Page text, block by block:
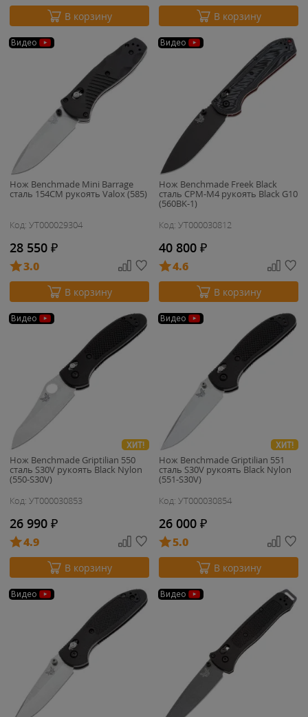
В корзину В корзину
Видео
Нож Benchmade Mini Barrage
сталь 154CM рукоять Valox (585)
Код: УТ000029304
28 550 ₽
3.0
В корзину
Видео
Нож Benchmade Freek Black
сталь CPM-M4 рукоять Black G10
(560BK-1)
Код: УТ000030812
40 800 ₽
4.6
В корзину
Видео
ХИТ!
Нож Benchmade Griptilian 550
сталь S30V рукоять Black Nylon
(550-S30V)
Код: УТ000030853
26 990 ₽
4.9
В корзину
Видео
ХИТ!
Нож Benchmade Griptilian 551
сталь S30V рукоять Black Nylon
(551-S30V)
Код: УТ000030854
26 000 ₽
5.0
В корзину
Видео Видео